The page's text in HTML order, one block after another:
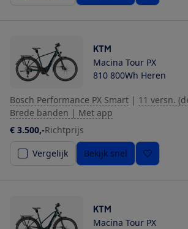
KTM
Macina Tour PX
810 800Wh Heren
Bosch Performance PX Smart | 11 versn.
Brede banden | Met app
€ 3.500,-Richtprijs
Vergelijk
Bekijk snel
KTM
Macina Tour PX